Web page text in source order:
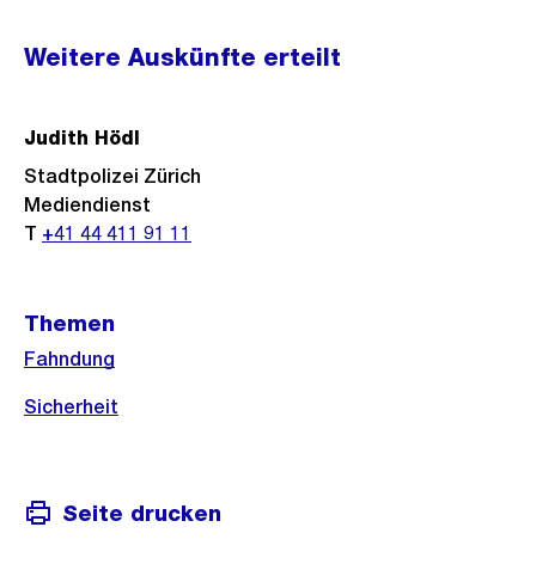
Weitere
Informationen
Weitere Auskünfte erteilt
Judith Hödl
Stadtpolizei Zürich
Mediendienst
T +41 44 411 91 11
Themen
Fahndung
Sicherheit
Seite drucken